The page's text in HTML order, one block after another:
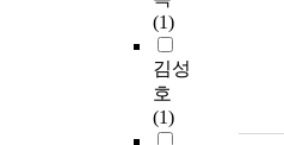
(1)
김성
호
(1)